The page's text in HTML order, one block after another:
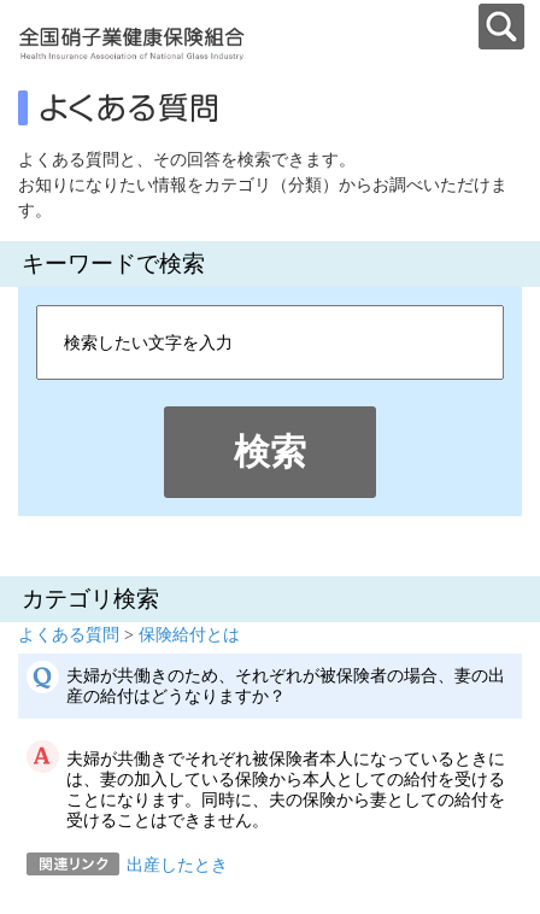
よくある質問と、その回答を検索できます。
お知りになりたい情報をカテゴリ（分類）からお調べいただけま
す。
キーワードで検索
検索
カテゴリ検索
よくある質問 > 保険給付とは
夫婦が共働きのため、それぞれが被保険者の場合、妻の出
産の給付はどうなりますか？
夫婦が共働きでそれぞれ被保険者本人になっているときに
は、妻の加入している保険から本人としての給付を受ける
ことになります。同時に、夫の保険から妻としての給付を
受けることはできません。
出産したとき